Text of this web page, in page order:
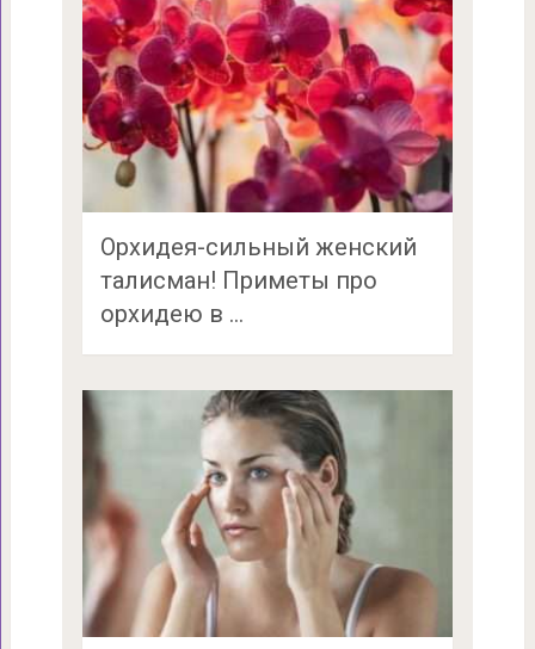
Орхидея-сильный женский
талисман! Приметы про
орхидею в …